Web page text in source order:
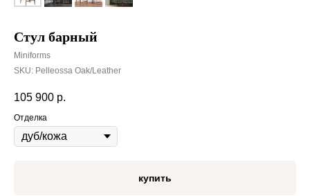
Cтул барный
Miniforms
SKU: Pelleossa Oak/Leather
105 900 р.
Отделка
купить